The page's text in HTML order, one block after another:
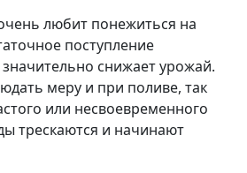
любит понежиться на
поступление
значительно снижает урожай.
меру и при поливе, так
или несвоевременного
трескаются и начинают